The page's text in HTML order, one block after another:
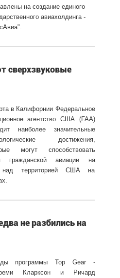
на создание единого
авиахолдинга -
сверхзвуковые
в Калифорнии Федеральное
агентство США (FAA)
наиболее значительные
достижения,
могут способствовать
гражданской авиации на
над территорией США на
не разбились на
программы Top Gear -
Кларксон и Ричард